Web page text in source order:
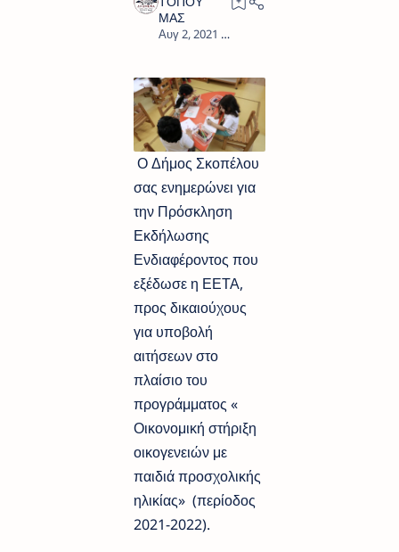
0
Ο Δήμος Σκοπέλου
σας ενημερώνει για
την Πρόσκληση
Εκδήλωσης
Ενδιαφέροντος που
εξέδωσε η ΕΕΤΑ,
προς δικαιούχους
για υποβολή
αιτήσεων στο
πλαίσιο του
προγράμματος «
Οικονομική στήριξη
οικογενειών με
παιδιά προσχολικής
ηλικίας» (περίοδος
2021-2022).